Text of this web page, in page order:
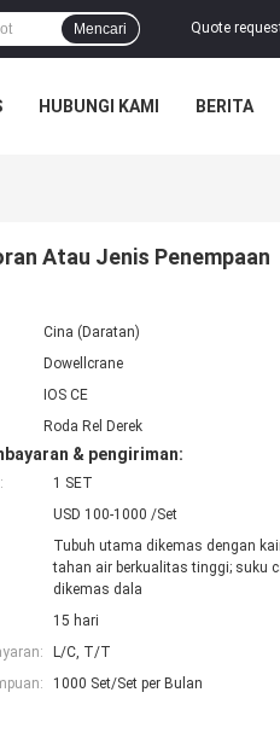
Quote
Mencari
HUBUNGI KAMI BERITA
Atau Jenis Penempaan
Cina (Daratan)
Dowellcrane
IOS CE
Roda Rel Derek
& pengiriman:
1 SET
USD 100-1000 /Set
Tubuh utama dikemas dengan
tahan air berkualitas tinggi; suku
dikemas dala
15 hari
L/C, T/T
1000 Set/Set per Bulan